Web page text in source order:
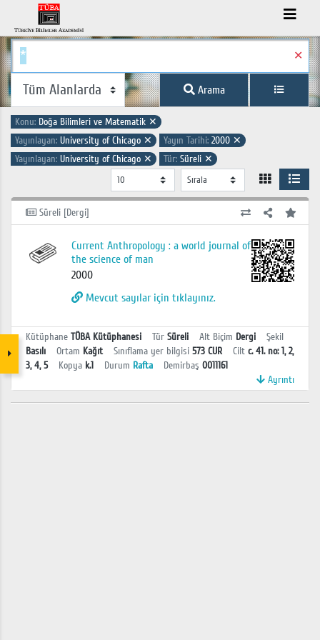
✕
Arama
Konu: Doğa Bilimleri ve Matematik ✕
Yayınlayan: University of Chicago ✕ Yayın Tarihi: 2000 ✕
Yayınlayan: University of Chicago ✕ Tür: Süreli ✕
Süreli [Dergi]
Current Anthropology : a world journal of
the science of man
2000
Mevcut sayılar için tıklayınız.
Kütüphane TÜBA Kütüphanesi Tür Süreli Alt Biçim Dergi
Şekil
Basılı
Ortam Kağıt Sınıflama yer bilgisi 573 CUR Cilt c. 41. no: 1, 2,
3, 4, 5
Kopya k.1 Durum Rafta Demirbaş 0011161
Ayrıntı